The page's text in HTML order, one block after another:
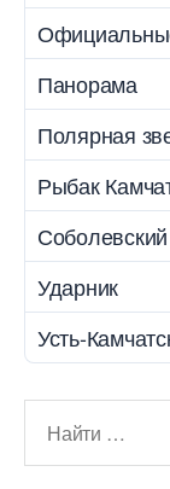
Панорама
Полярная
Рыбак
Ударник
Усть-